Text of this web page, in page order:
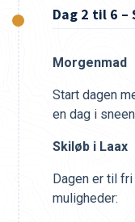
Dag 2 til 6
Morgenmad
Start dagen
en dag i
Skiløb i Laax
Dagen er til
muligheder: